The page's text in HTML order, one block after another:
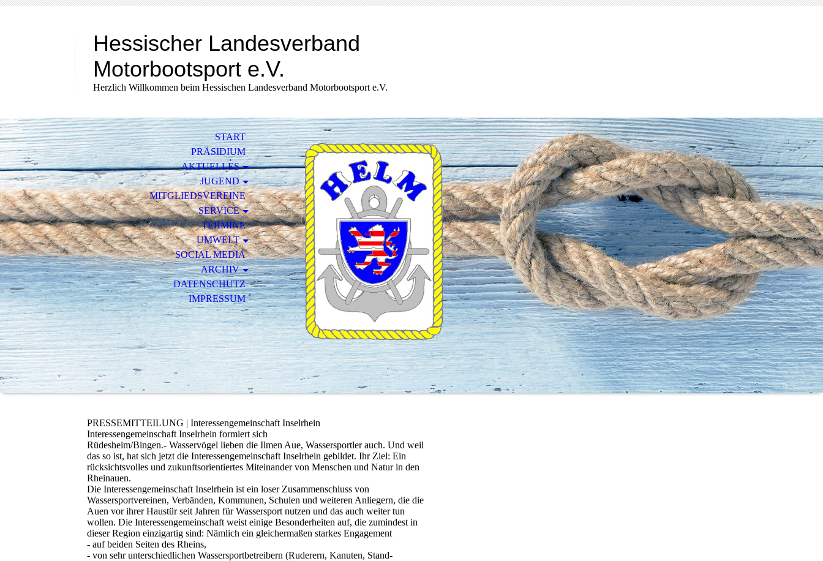
Hessischer Landesverband
Motorbootsport e.V.
Herzlich Willkommen beim Hessischen Landesverband Motorbootsport e.V.
START
PRÄSIDIUM
AKTUELLES
JUGEND
MITGLIEDSVEREINE
SERVICE
TERMINE
UMWELT
SOCIAL MEDIA
ARCHIV
DATENSCHUTZ
IMPRESSUM
PRESSEMITTEILUNG | Interessengemeinschaft Inselrhein
Interessengemeinschaft Inselrhein formiert sich
Rüdesheim/Bingen.- Wasservögel lieben die Ilmen Aue, Wassersportler auch. Und weil
das so ist, hat sich jetzt die Interessengemeinschaft Inselrhein gebildet. Ihr Ziel: Ein
rücksichtsvolles und zukunftsorientiertes Miteinander von Menschen und Natur in den
Rheinauen.
Die Interessengemeinschaft Inselrhein ist ein loser Zusammenschluss von
Wassersportvereinen, Verbänden, Kommunen, Schulen und weiteren Anliegern, die die
Auen vor ihrer Haustür seit Jahren für Wassersport nutzen und das auch weiter tun
wollen. Die Interessengemeinschaft weist einige Besonderheiten auf, die zumindest in
dieser Region einzigartig sind: Nämlich ein gleichermaßen starkes Engagement
- auf beiden Seiten des Rheins,
- von sehr unterschiedlichen Wassersportbetreibern (Ruderern, Kanuten, Stand-